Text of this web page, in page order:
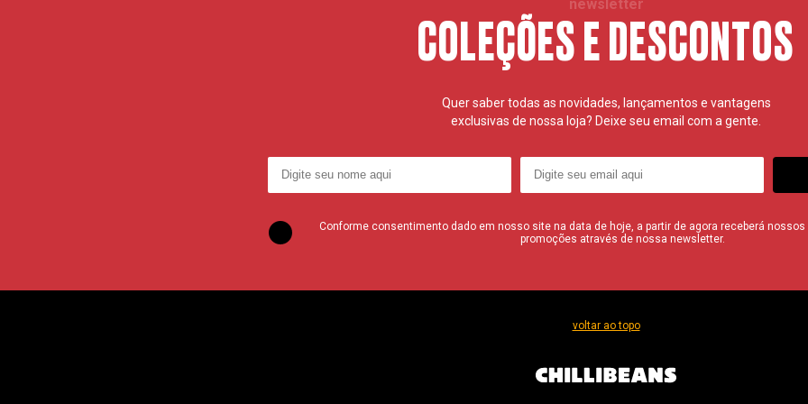
newsletter
COLEÇÕES E DESCONTOS
Quer saber todas as novidades, lançamentos e vantagens
exclusivas de nossa loja? Deixe seu email com a gente.
Conforme consentimento dado em nosso site na data de hoje, a partir de agora receberá
promoções através de nossa newsletter.
voltar ao topo